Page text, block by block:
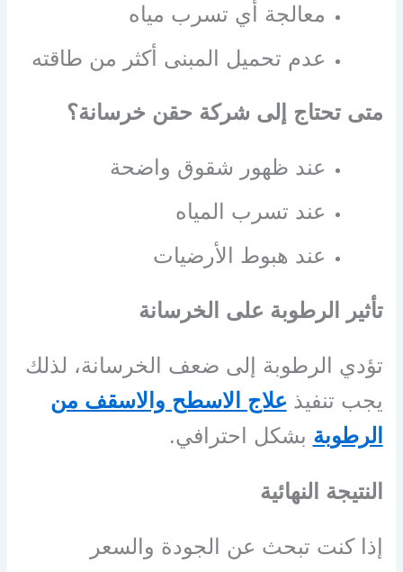
معالجة أي تسرب مياه
عدم تحميل المبنى أكثر من طاقته
متى تحتاج إلى شركة حقن خرسانة؟
عند ظهور شقوق واضحة
عند تسرب المياه
عند هبوط الأرضيات
تأثير الرطوبة على الخرسانة
تؤدي الرطوبة إلى ضعف الخرسانة، لذلك
يجب تنفيذ علاج الاسطح والاسقف من
الرطوبة بشكل احترافي.
النتيجة النهائية
إذا كنت تبحث عن الجودة والسعر